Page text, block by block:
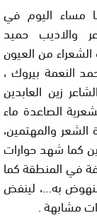
مساء اليوم في
واﻻديب حميد
من العيون
النعمة بيروك ،
زين العابدين
الصاعدة ماء
والمهتمين،
كما شهد حوارات
في المنطقة كما
به…، لينفض
مشابهة .